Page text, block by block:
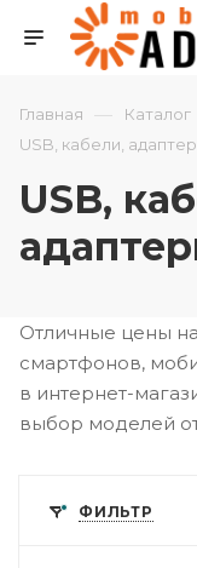
Главная — Каталог
USB, кабели,
USB,
Отличные цены
смартфонов,
в интернет-
выбор моделей
ФИЛЬТР